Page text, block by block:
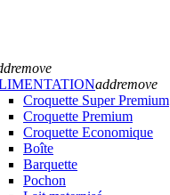
remove
addremove
Croquette Super Premium
Croquette Premium
Croquette Economique
Boîte
Barquette
Pochon